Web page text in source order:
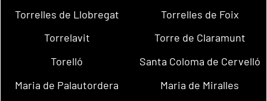
Torrelles de Llobregat
Torrelles de Foix
Torrelavit
Torre de Claramunt
Torelló
Santa Coloma de Cervelló
Maria de Palautordera
Maria de Miralles